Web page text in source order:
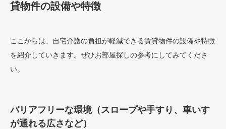
貸物件の設備や特徴
ここからは、自宅介護の負担が軽減できる賃貸物件の設備や特徴
を紹介していきます。ぜひお部屋探しの参考にしてみてくださ
い。
バリアフリーな環境（スロープや手すり、車いす
が通れる広さなど）